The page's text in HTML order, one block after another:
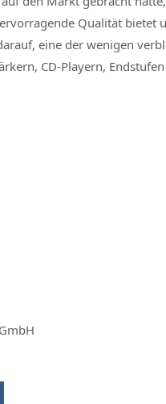
Qualität bietet
eine der wenigen
CD-Playern,